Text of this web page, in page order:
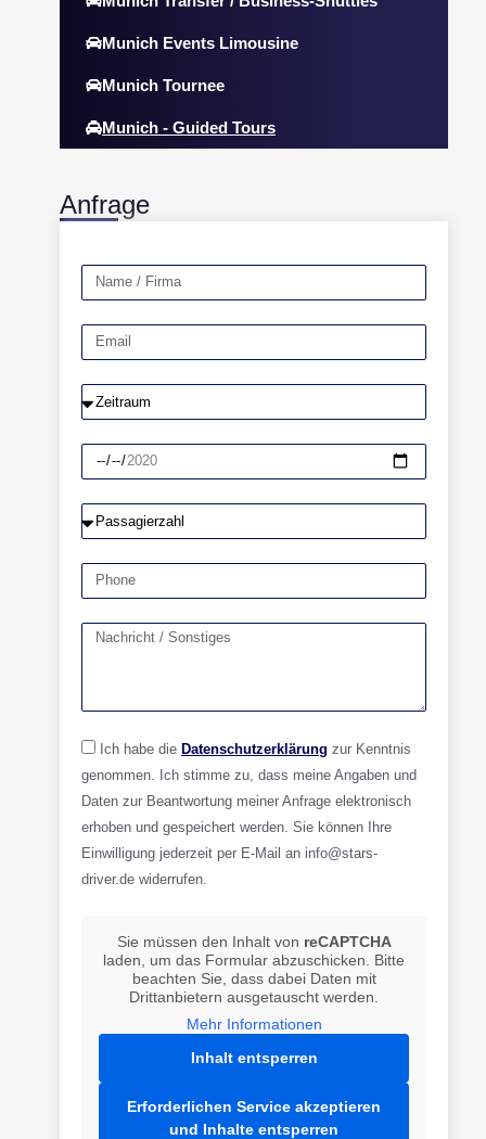
Munich Events Limousine
Munich Tournee
Munich - Guided Tours
Anfrage
Ich habe die Datenschutzerklärung zur Kenntnis
genommen. Ich stimme zu, dass meine Angaben und
Daten zur Beantwortung meiner Anfrage elektronisch
erhoben und gespeichert werden. Sie können Ihre
Einwilligung jederzeit per E-Mail an info@stars-
driver.de widerrufen.
Sie müssen den Inhalt von reCAPTCHA
laden, um das Formular abzuschicken. Bitte
beachten Sie, dass dabei Daten mit
Drittanbietern ausgetauscht werden.
Mehr Informationen
Inhalt entsperren
Erforderlichen Service akzeptieren
und Inhalte entsperren